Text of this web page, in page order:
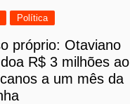
Política
próprio: Otaviano
R$ 3 milhões ao
a um mês da